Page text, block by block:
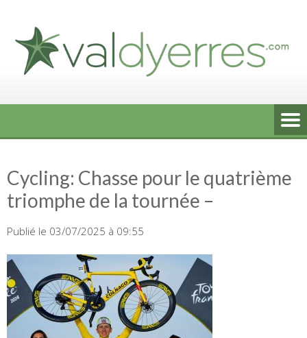
content
Cycling: Chasse pour le quatrième
triomphe de la tournée –
Publié le 03/07/2025 à 09:55